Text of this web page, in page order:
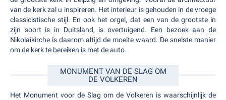
van de kerk zal u inspireren. Het interieur is gehouden in de vroege
classicistische stijl. En ook het orgel, dat een van de grootste in
zijn soort is in Duitsland, is overtuigend. Een bezoek aan de
Nikolaikirche is daarom altijd de moeite waard. De snelste manier
om de kerk te bereiken is met de auto.
MONUMENT VAN DE SLAG OM
DE VOLKEREN
Het Monument voor de Slag om de Volkeren is waarschijnlijk de